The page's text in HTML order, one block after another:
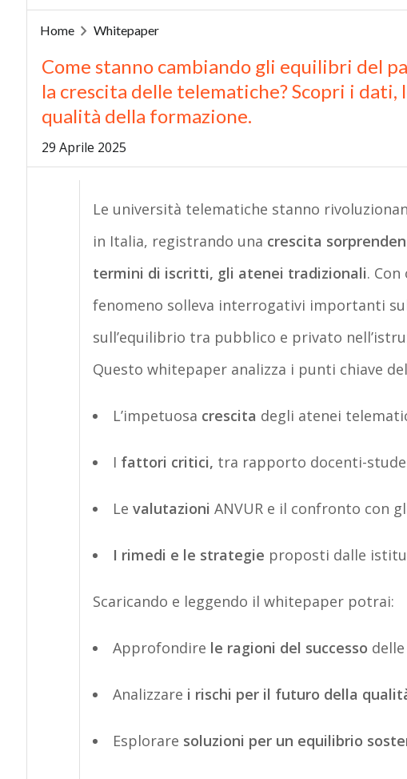
Home Whitepaper
Come stanno cambiando gli equilibri del
la crescita delle telematiche? Scopri i dati,
qualità della formazione.
29 Aprile 2025
Le università telematiche stanno
in Italia, registrando una crescita
termini di iscritti, gli atenei tradizionali.
fenomeno solleva interrogativi importanti
sull’equilibrio tra pubblico e privato
Questo whitepaperanalizza i punti chiave
L’impetuosa crescita degli atenei
I fattori critici, tra rapporto docenti-
Le valutazioni ANVUR e il confronto con
I rimedi e le strategie proposti dalle
Scaricando e leggendo il whitepaperpotrai:
Approfondire le ragioni del successo
Analizzare i rischi per il futuro della
Esplorare soluzioni per un equilibrio